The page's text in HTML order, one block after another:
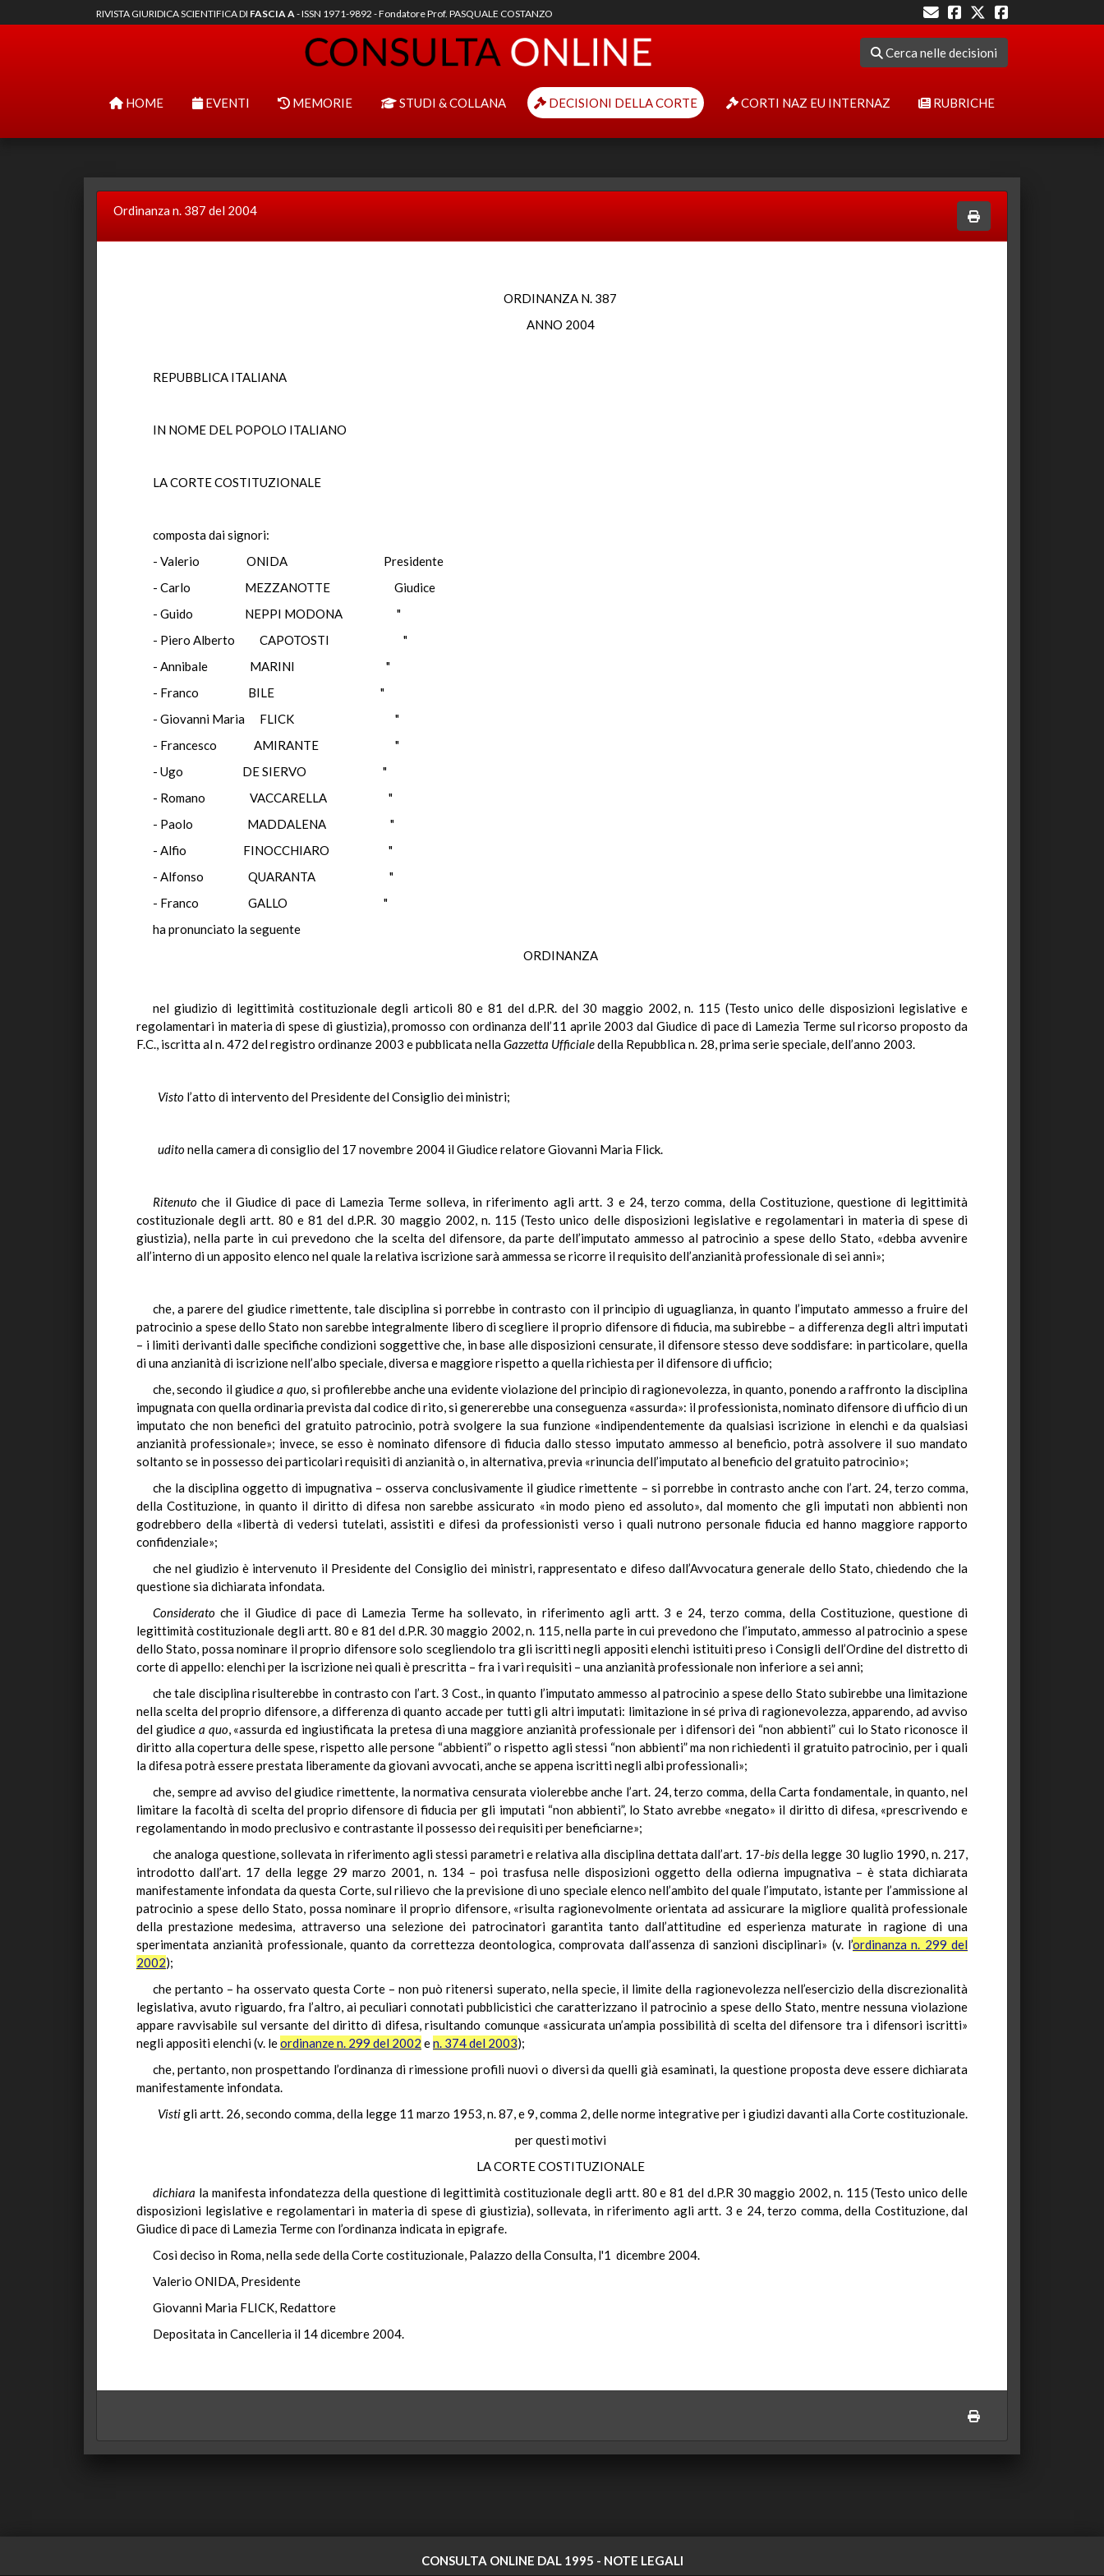
RIVISTA GIURIDICA SCIENTIFICA DI FASCIA A- ISSN 1971-9892 - Fondatore Prof. PASQUALE COSTANZO
Cerca nelle decisioni
HOME EVENTI MEMORIE STUDI & COLLANA DECISIONI DELLA CORTE CORTI NAZ EU INTERNAZ RUBRICHE
Ordinanza n. 387 del 2004
ORDINANZA N. 387
ANNO 2004
REPUBBLICA ITALIANA
IN NOME DEL POPOLO ITALIANO
LA CORTE COSTITUZIONALE
composta dai signori:
- Valerio ONIDA Presidente
- Carlo MEZZANOTTE Giudice
- Guido NEPPI MODONA "
- Piero Alberto CAPOTOSTI "
- Annibale MARINI "
- Franco BILE "
- Giovanni Maria FLICK "
- Francesco AMIRANTE "
- Ugo DE SIERVO "
- Romano VACCARELLA "
- Paolo MADDALENA "
- Alfio FINOCCHIARO "
- Alfonso QUARANTA "
- Franco GALLO "
ha pronunciato la seguente
ORDINANZA
nel giudizio di legittimità costituzionale degli articoli 80 e 81 del d.P.R. del 30 maggio 2002, n. 115 (Testo unico delle disposizioni legislative e
regolamentari in materia di spese di giustizia), promosso con ordinanza dell’11 aprile 2003 dal Giudice di pace di Lamezia Terme sul ricorso proposto da
F.C., iscritta al n. 472 del registro ordinanze 2003 e pubblicata nellaGazzetta Ufficialedella Repubblica n. 28, prima serie speciale, dell’anno 2003.
Visto l’atto di intervento del Presidente del Consiglio dei ministri;
uditonella camera di consiglio del 17 novembre 2004 il Giudice relatore Giovanni Maria Flick.
Ritenuto che il Giudice di pace di Lamezia Terme solleva, in riferimento agli artt. 3 e 24, terzo comma, della Costituzione, questione di legittimità
costituzionale degli artt. 80 e 81 del d.P.R. 30 maggio 2002, n. 115 (Testo unico delle disposizioni legislative e regolamentari in materia di spese di
giustizia), nella parte in cui prevedono che la scelta del difensore, da parte dell’imputato ammesso al patrocinio a spese dello Stato, «debba avvenire
all’interno di un apposito elenco nel quale la relativa iscrizione sarà ammessa se ricorre il requisito dell’anzianità professionale di sei anni»;
che, a parere del giudice rimettente, tale disciplina si porrebbe in contrasto con il principio di uguaglianza, in quanto l’imputato ammesso a fruire del
patrocinio a spese dello Stato non sarebbe integralmente libero di scegliere il proprio difensore di fiducia, ma subirebbe – a differenza degli altri imputati
– i limiti derivanti dalle specifiche condizioni soggettive che, in base alle disposizioni censurate, il difensore stesso deve soddisfare: in particolare, quella
di una anzianità di iscrizione nell’albo speciale, diversa e maggiore rispetto a quella richiesta per il difensore di ufficio;
che, secondo il giudicea quo, si profilerebbe anche una evidente violazione del principio di ragionevolezza, in quanto, ponendo a raffronto la disciplina
impugnata con quella ordinaria prevista dal codice di rito, si genererebbe una conseguenza «assurda»: il professionista, nominato difensore di ufficio di un
imputato che non benefici del gratuito patrocinio, potrà svolgere la sua funzione «indipendentemente da qualsiasi iscrizione in elenchi e da qualsiasi
anzianità professionale»; invece, se esso è nominato difensore di fiducia dallo stesso imputato ammesso al beneficio, potrà assolvere il suo mandato
soltanto se in possesso dei particolari requisiti di anzianità o, in alternativa, previa «rinuncia dell’imputato al beneficio del gratuito patrocinio»;
che la disciplina oggetto di impugnativa – osserva conclusivamente il giudice rimettente – si porrebbe in contrasto anche con l’art. 24, terzo comma,
della Costituzione, in quanto il diritto di difesa non sarebbe assicurato «in modo pieno ed assoluto», dal momento che gli imputati non abbienti non
godrebbero della «libertà di vedersi tutelati, assistiti e difesi da professionisti verso i quali nutrono personale fiducia ed hanno maggiore rapporto
confidenziale»;
che nel giudizio è intervenuto il Presidente del Consiglio dei ministri, rappresentato e difeso dall’Avvocatura generale dello Stato, chiedendo che la
questione sia dichiarata infondata.
Consideratoche il Giudice di pace di Lamezia Terme ha sollevato, in riferimento agli artt. 3 e 24, terzo comma, della Costituzione, questione di
legittimità costituzionale degli artt. 80 e 81 del d.P.R. 30 maggio 2002, n. 115, nella parte in cui prevedono che l’imputato, ammesso al patrocinio a spese
dello Stato, possa nominare il proprio difensore solo scegliendolo tra gli iscritti negli appositi elenchi istituiti preso i Consigli dell’Ordine del distretto di
corte di appello: elenchi per la iscrizione nei quali è prescritta – fra i vari requisiti – una anzianità professionale non inferiore a sei anni;
che tale disciplina risulterebbe in contrasto con l’art. 3 Cost., in quanto l’imputato ammesso al patrocinio a spese dello Stato subirebbe una limitazione
nella scelta del proprio difensore, a differenza di quanto accade per tutti gli altri imputati: limitazione in sé priva di ragionevolezza, apparendo, ad avviso
del giudice a quo, «assurda ed ingiustificata la pretesa di una maggiore anzianità professionale per i difensori dei “non abbienti” cui lo Stato riconosce il
diritto alla copertura delle spese, rispetto alle persone “abbienti” o rispetto agli stessi “non abbienti” ma non richiedenti il gratuito patrocinio, per i quali
la difesa potrà essere prestata liberamente da giovani avvocati, anche se appena iscritti negli albi professionali»;
che, sempre ad avviso del giudice rimettente, la normativa censurata violerebbe anche l’art. 24, terzo comma, della Carta fondamentale, in quanto, nel
limitare la facoltà di scelta del proprio difensore di fiducia per gli imputati “non abbienti”, lo Stato avrebbe «negato» il diritto di difesa, «prescrivendo e
regolamentando in modo preclusivo e contrastante il possesso dei requisiti per beneficiarne»;
che analoga questione, sollevata in riferimento agli stessi parametri e relativa alla disciplina dettata dall’art. 17-bisdella legge 30 luglio 1990, n. 217,
introdotto dall’art. 17 della legge 29 marzo 2001, n. 134 – poi trasfusa nelle disposizioni oggetto della odierna impugnativa – è stata dichiarata
manifestamente infondata da questa Corte, sul rilievo che la previsione di uno speciale elenco nell’ambito del quale l’imputato, istante per l’ammissione al
patrocinio a spese dello Stato, possa nominare il proprio difensore, «risulta ragionevolmente orientata ad assicurare la migliore qualità professionale
della prestazione medesima, attraverso una selezione dei patrocinatori garantita tanto dall’attitudine ed esperienza maturate in ragione di una
sperimentata anzianità professionale, quanto da correttezza deontologica, comprovata dall’assenza di sanzioni disciplinari» (v. l’ordinanza n. 299 del
2002);
che pertanto – ha osservato questa Corte – non può ritenersi superato, nella specie, il limite della ragionevolezza nell’esercizio della discrezionalità
legislativa, avuto riguardo, fra l’altro, ai peculiari connotati pubblicistici che caratterizzano il patrocinio a spese dello Stato, mentre nessuna violazione
appare ravvisabile sul versante del diritto di difesa, risultando comunque «assicurata un’ampia possibilità di scelta del difensore tra i difensori iscritti»
negli appositi elenchi (v. leordinanze n. 299 del 2002 en. 374 del 2003);
che, pertanto, non prospettando l’ordinanza di rimessione profili nuovi o diversi da quelli già esaminati, la questione proposta deve essere dichiarata
manifestamente infondata.
Vistigli artt. 26, secondo comma, della legge 11 marzo 1953, n. 87, e 9, comma 2, delle norme integrative per i giudizi davanti alla Corte costituzionale.
per questi motivi
LA CORTE COSTITUZIONALE
dichiara la manifesta infondatezza della questione di legittimità costituzionale degli artt. 80 e 81 del d.P.R 30 maggio 2002, n. 115 (Testo unico delle
disposizioni legislative e regolamentari in materia di spese di giustizia), sollevata, in riferimento agli artt. 3 e 24, terzo comma, della Costituzione, dal
Giudice di pace di Lamezia Terme con l’ordinanza indicata in epigrafe.
Così deciso in Roma, nella sede della Corte costituzionale, Palazzo della Consulta, l'1 dicembre 2004.
Valerio ONIDA, Presidente
Giovanni Maria FLICK, Redattore
Depositata in Cancelleria il 14 dicembre 2004.
CONSULTA ONLINE DAL 1995 - NOTE LEGALI